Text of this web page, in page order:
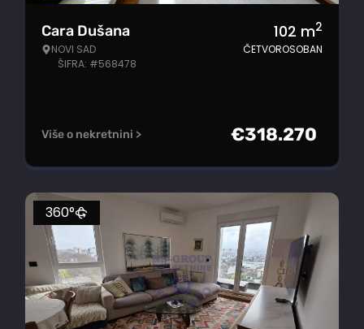
Cara Dušana
NOVI SAD
ŠIFRA: #568478
102 m2
ČETVOROSOBAN
Više o nekretnini > €318.270
360°